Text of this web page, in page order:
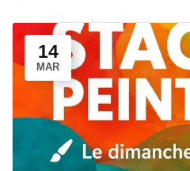
14
MAR